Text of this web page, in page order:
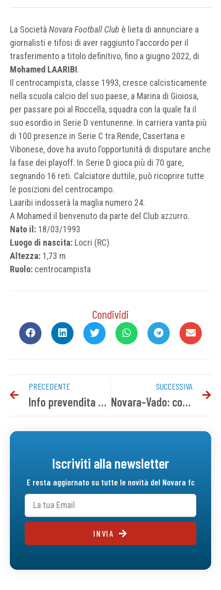
La Società Novara Football Club è lieta di annunciare a
giornalisti e tifosi di aver raggiunto l’accordo per il
trasferimento a titolo definitivo, fino a giugno 2022, di
Mohamed LAARIBI.
Il centrocampista, classe 1993, cresce calcisticamente
nella scuola calcio del suo paese, a Marina di Gioiosa,
per passare poi al Roccella, squadra con la quale fa il
suo esordio in Serie D ventunenne. In carriera vanta più
di 100 presenze in Serie C tra Rende, Casertana e
Vibonese, dove ha avuto l’opportunità di disputare anche
la fase dei playoff. In Serie D gioca più di 70 gare,
segnando 16 reti. Calciatore duttile, può ricoprire tutte
le posizioni del centrocampo.
Laaribi indosserà la maglia numero 24.
A Mohamed il benvenuto da parte del Club azzurro.
Nato il: 18/03/1993
Luogo di nascita: Locri (RC)
Altezza: 1,73 m
Ruolo: centrocampista
Condividi
PRECEDENTE
Info prevendita Novara-Vado e Novara-PDHAE
SUCCESSIVA
Novara-Vado: conferenza stampa pre gara
Iscriviti alla newsletter
E resta aggiornato su tutte le novità del Novara fc
INVIA